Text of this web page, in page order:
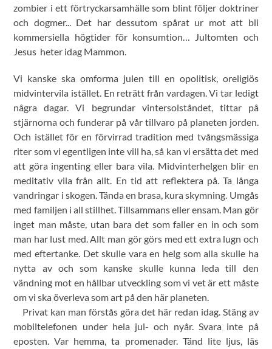
zombier i ett förtryckarsamhälle som blint följer doktriner
och dogmer... Det har dessutom spårat ur mot att bli
kommersiella högtider för konsumtion… Jultomten och
Jesus heter idag Mammon.
Vi kanske ska omforma julen till en opolitisk, oreligiös
midvintervila istället. En reträtt från vardagen. Vi tar ledigt
några dagar. Vi begrundar vintersolståndet, tittar på
stjärnorna och funderar på vår tillvaro på planeten jorden.
Och istället för en förvirrad tradition med tvångsmässiga
riter som vi egentligen inte vill ha, så kan vi ersätta det med
att göra ingenting eller bara vila. Midvinterhelgen blir en
meditativ vila från allt. En tid att reflektera på. Ta långa
vandringar i skogen. Tända en brasa, kura skymning. Umgås
med familjen i all stillhet. Tillsammans eller ensam. Man gör
inget man måste, utan bara det som faller en in och som
man har lust med. Allt man gör görs med ett extra lugn och
med eftertanke. Det skulle vara en helg som alla skulle ha
nytta av och som kanske skulle kunna leda till den
vändning mot en hållbar utveckling som vi vet är ett måste
om vi ska överleva som art på den här planeten.
Privat kan man förstås göra det här redan idag. Stäng av
mobiltelefonen under hela jul- och nyår. Svara inte på
eposten. Var hemma, ta promenader. Tänd lite ljus, läs